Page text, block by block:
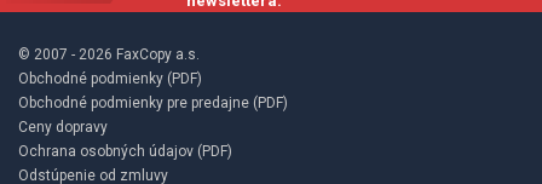
© 2007 - 2026 FaxCopy a.s.
Obchodné podmienky (PDF)
Obchodné podmienky pre predajne (PDF)
Ceny dopravy
Ochrana osobných údajov (PDF)
Odstúpenie od zmluvy